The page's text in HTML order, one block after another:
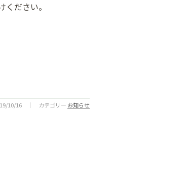
ださい。
10/16 ｜ カテゴリー お知らせ